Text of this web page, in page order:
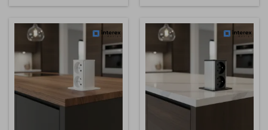
eleganten Zugang zu
benötigen. Die Steckdose
wird einfach nach oben
herausgezogen und nach
Gebrauch wieder in die
Arbeitsplatte...
bildet sie mit der
Oberfläche – durch Ziehen
lässt sie sich einfach
ausfahren und macht...